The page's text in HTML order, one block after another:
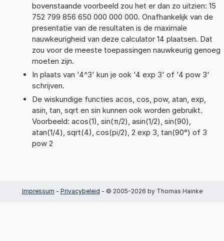
bovenstaande voorbeeld zou het er dan zo uitzien: 15
752 799 856 650 000 000 000. Onafhankelijk van de
presentatie van de resultaten is de maximale
nauwkeurigheid van deze calculator 14 plaatsen. Dat
zou voor de meeste toepassingen nauwkeurig genoeg
moeten zijn.
In plaats van '4^3' kun je ook '4 exp 3' of '4 pow 3'
schrijven.
De wiskundige functies acos, cos, pow, atan, exp,
asin, tan, sqrt en sin kunnen ook worden gebruikt.
Voorbeeld: acos(1), sin(π/2), asin(1/2), sin(90),
atan(1/4), sqrt(4), cos(pi/2), 2 exp 3, tan(90°) of 3
pow 2
Impressum - Privacybeleid - © 2005-2026 by Thomas Hainke